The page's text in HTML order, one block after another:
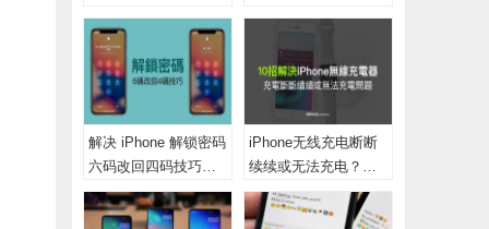
藏“省时小工具”用起来
具，教你高刷检测工
解决 iPhone 解锁密码
六码改回四码技巧，
教你替密码改为更简
短
iPhone无线充电断断
续续或无法充电？透
过这10招来解决